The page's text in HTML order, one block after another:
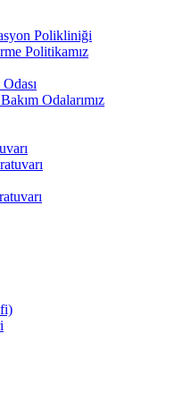
Polikliniği
Politikamız
Odalarımız